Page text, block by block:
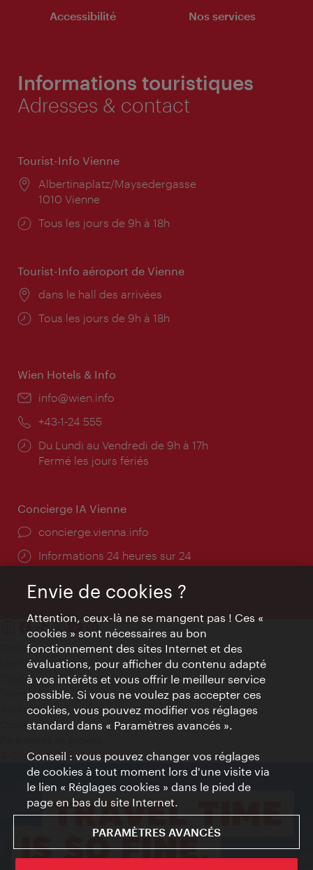
Accessibilité Nos services
Informations touristiques
Adresses & contact
Tourist-Info Vienne
Lieu:
Albertinaplatz/Maysedergasse
1010 Vienne
Horaires
Tous les jours de 9h à 18h
Tourist-Info aéroport de Vienne
Lieu:
dans le hall des arrivées
Horaires
Tous les jours de 9h à 18h
Wien Hotels & Info
E-
info@wien.info
Téléphone:
+43-1-24 555
Horaires
d'ouverture:
Du Lundi au Vendredi de 9h à 17h
Fermé les jours fériés
Concierge IA Vienne
Ort:
concierge.vienna.info
Öffnungszeiten:
Informations 24 heures sur 24
Contact
Mentions obligatoires
Charte sur le respect de la vie privée
Terms of Use
Accessibilité
Contact presse
© Copyright WienTourismus
Envie de cookies ?
Attention, ceux-là ne se mangent pas ! Ces «
cookies » sont nécessaires au bon
fonctionnement des sites Internet et des
évaluations, pour afficher du contenu adapté
à vos intérêts et vous offrir le meilleur service
possible. Si vous ne voulez pas accepter ces
cookies, vous pouvez modifier vos réglages
standard dans « Paramètres avancés ».
Conseil : vous pouvez changer vos réglages
de cookies à tout moment lors d'une visite via
le lien « Réglages cookies » dans le pied de
page en bas du site Internet.
PARAMÈTRES AVANCÉS